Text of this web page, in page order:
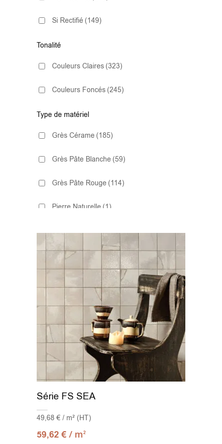
10x20 Rugosa (1)
10x30
10x30.5(1)
10x40(4)
13.2x13.2(1)
(2)
15x15
15x17 Hex(3)
15x90(7)
(1)
18x122
19.5x121.5(6)
Décoratif(2)
Effet Béton
Hexagonal (6)
Imitation Parquet (46)
Imitation Pierre
Lisse (4)
Marbre(42)
Métro(53)
Tomette(2)
Si Rectifié (149)
Tonalité
Couleurs Claires (323)
Couleurs Foncés (245)
Type de matériel
Grès Cérame (185)
Grès Pâte Blanche (59)
Grès Pâte Rouge (114)
Pierre Naturelle (1)
Revêtements de sol en plastique(7)
Série FS SEA
49,68 € / m² (HT)
59,62€ / m2